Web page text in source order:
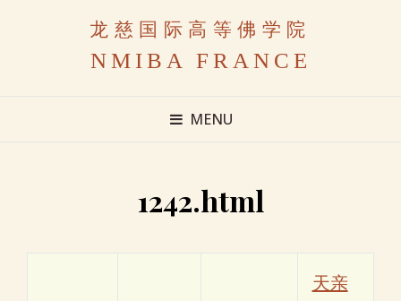
龙慈国际高等佛学院
NMIBA FRANCE
MENU
1242.html
天亲